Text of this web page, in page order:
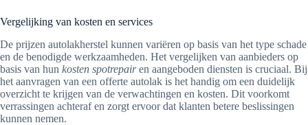
Vergelijking van kosten en services
De prijzen autolakherstel kunnen variëren op basis van het type schade
en de benodigde werkzaamheden. Het vergelijken van aanbieders op
basis van hun kosten spotrepairen aangeboden diensten is cruciaal. Bij
het aanvragen van een offerte autolak is het handig om een duidelijk
overzicht te krijgen van de verwachtingen en kosten. Dit voorkomt
verrassingen achteraf en zorgt ervoor dat klanten betere beslissingen
kunnen nemen.